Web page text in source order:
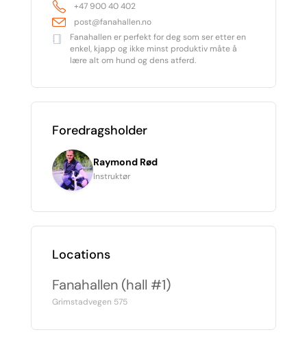
+47 900 40 402
post@fanahallen.no
Fanahallen er perfekt for deg som ser etter en
enkel, kjapp og ikke minst produktiv måte å
lære alt om hund og dens atferd.
Foredragsholder
Raymond Rød
Instruktør
Locations
Fanahallen (hall #1)
Grimstadvegen 575